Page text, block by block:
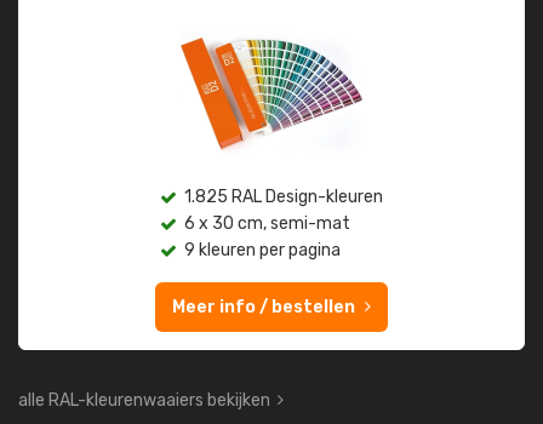
1.825 RAL Design-kleuren
6 x 30 cm, semi-mat
9 kleuren per pagina
Meer info / bestellen
alle RAL-kleurenwaaiers bekijken